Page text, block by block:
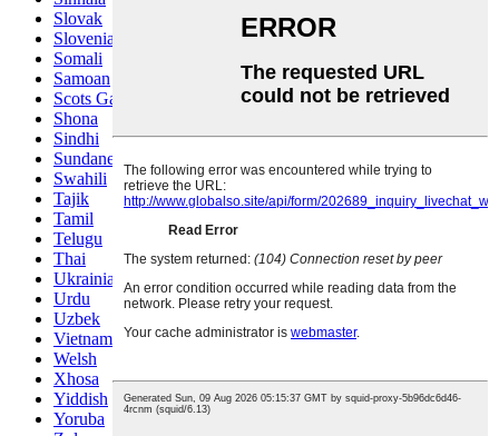
Slovak
Slovenian
Somali
Samoan
Scots Gaelic
Shona
Sindhi
Sundanese
Swahili
Tajik
Tamil
Telugu
Thai
Ukrainian
Urdu
Uzbek
Vietnamese
Welsh
Xhosa
Yiddish
Yoruba